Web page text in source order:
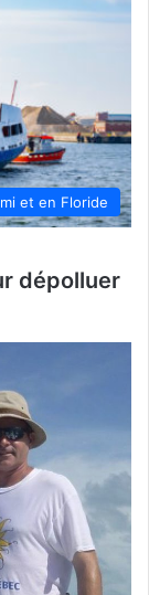
et en Floride
dépolluer